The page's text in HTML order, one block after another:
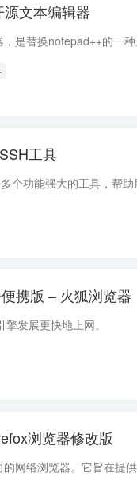
文本编辑器
工具
携版 – 火狐浏览器
发展更快地上网。
浏览器修改版